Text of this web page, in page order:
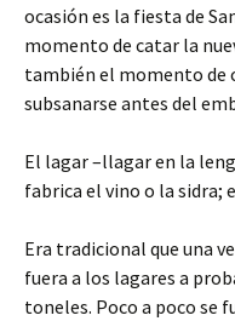
ocasión es la fiesta de
momento de catar la
también el momento de
subsanarse antes del
El lagar –llagar en la
fabrica el vino o la sidra;
Era tradicional que una
fuera a los lagares a
toneles. Poco a poco se